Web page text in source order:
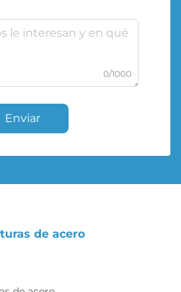
0/1000
Enviar
de acero